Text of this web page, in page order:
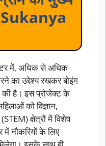
Sukanya
में, अधिक से अधिक
का उद्देश्य रखकर बोइंग
की है। इस प्रोजेक्ट के
को विज्ञान,
क्षेत्रों में विशेष
नौकरियों के लिए